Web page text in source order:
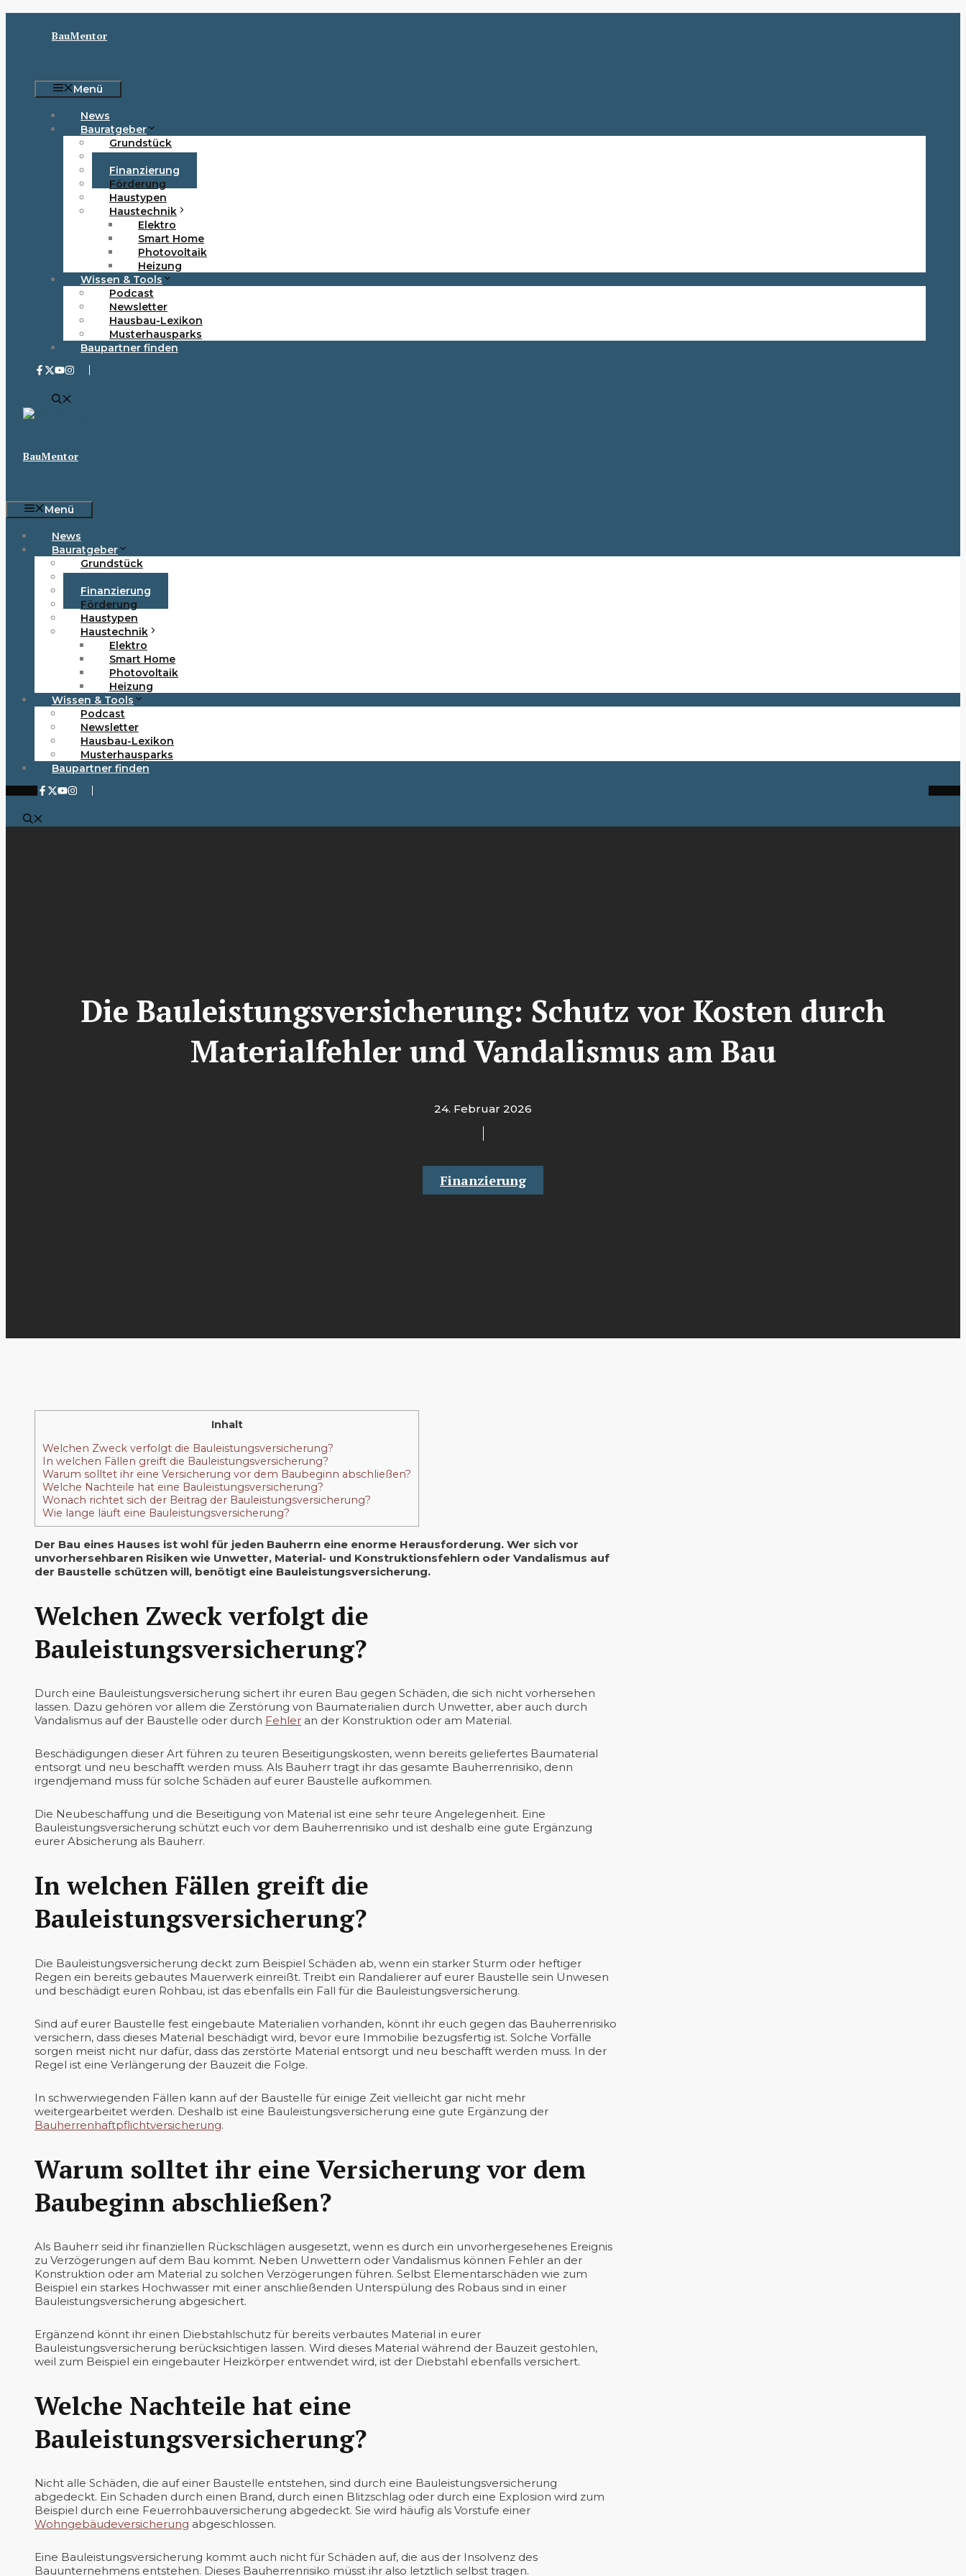
BauMentor
Menü
News
Bauratgeber
Grundstück
Finanzierung
Förderung
Haustypen
Haustechnik
Elektro
Smart Home
Photovoltaik
Heizung
Wissen & Tools
Podcast
Newsletter
Hausbau-Lexikon
Musterhausparks
Baupartner finden
BauMentor
Menü
News
Bauratgeber
Grundstück
Baurecht
Finanzierung
Förderung
Haustypen
Haustechnik
Elektro
Smart Home
Photovoltaik
Heizung
Wissen & Tools
Podcast
Newsletter
Hausbau-Lexikon
Musterhausparks
Baupartner finden
Die Bauleistungsversicherung: Schutz vor Kosten durch
Materialfehler und Vandalismus am Bau
24. Februar 2026
Finanzierung
Inhalt
Welchen Zweck verfolgt die Bauleistungsversicherung?
In welchen Fällen greift die Bauleistungsversicherung?
Warum solltet ihr eine Versicherung vor dem Baubeginn abschließen?
Welche Nachteile hat eine Bauleistungsversicherung?
Wonach richtet sich der Beitrag der Bauleistungsversicherung?
Wie lange läuft eine Bauleistungsversicherung?
Der Bau eines Hauses ist wohl für jeden Bauherrn eine enorme Herausforderung. Wer sich vor
unvorhersehbaren Risiken wie Unwetter, Material- und Konstruktionsfehlern oder Vandalismus auf
der Baustelle schützen will, benötigt eine Bauleistungsversicherung.
Welchen Zweck verfolgt die
Bauleistungsversicherung?
Durch eine Bauleistungsversicherung sichert ihr euren Bau gegen Schäden, die sich nicht vorhersehen
lassen. Dazu gehören vor allem die Zerstörung von Baumaterialien durch Unwetter, aber auch durch
Vandalismus auf der Baustelle oder durch Fehler an der Konstruktion oder am Material.
Beschädigungen dieser Art führen zu teuren Beseitigungskosten, wenn bereits geliefertes Baumaterial
entsorgt und neu beschafft werden muss. Als Bauherr tragt ihr das gesamte Bauherrenrisiko, denn
irgendjemand muss für solche Schäden auf eurer Baustelle aufkommen.
Die Neubeschaffung und die Beseitigung von Material ist eine sehr teure Angelegenheit. Eine
Bauleistungsversicherung schützt euch vor dem Bauherrenrisiko und ist deshalb eine gute Ergänzung
eurer Absicherung als Bauherr.
In welchen Fällen greift die
Bauleistungsversicherung?
Die Bauleistungsversicherung deckt zum Beispiel Schäden ab, wenn ein starker Sturm oder heftiger
Regen ein bereits gebautes Mauerwerk einreißt. Treibt ein Randalierer auf eurer Baustelle sein Unwesen
und beschädigt euren Rohbau, ist das ebenfalls ein Fall für die Bauleistungsversicherung.
Sind auf eurer Baustelle fest eingebaute Materialien vorhanden, könnt ihr euch gegen das Bauherrenrisiko
versichern, dass dieses Material beschädigt wird, bevor eure Immobilie bezugsfertig ist. Solche Vorfälle
sorgen meist nicht nur dafür, dass das zerstörte Material entsorgt und neu beschafft werden muss. In der
Regel ist eine Verlängerung der Bauzeit die Folge.
In schwerwiegenden Fällen kann auf der Baustelle für einige Zeit vielleicht gar nicht mehr
weitergearbeitet werden. Deshalb ist eine Bauleistungsversicherung eine gute Ergänzung der
Bauherrenhaftpflichtversicherung.
Warum solltet ihr eine Versicherung vor dem
Baubeginn abschließen?
Als Bauherr seid ihr finanziellen Rückschlägen ausgesetzt, wenn es durch ein unvorhergesehenes Ereignis
zu Verzögerungen auf dem Bau kommt. Neben Unwettern oder Vandalismus können Fehler an der
Konstruktion oder am Material zu solchen Verzögerungen führen. Selbst Elementarschäden wie zum
Beispiel ein starkes Hochwasser mit einer anschließenden Unterspülung des Robaus sind in einer
Bauleistungsversicherung abgesichert.
Ergänzend könnt ihr einen Diebstahlschutz für bereits verbautes Material in eurer
Bauleistungsversicherung berücksichtigen lassen. Wird dieses Material während der Bauzeit gestohlen,
weil zum Beispiel ein eingebauter Heizkörper entwendet wird, ist der Diebstahl ebenfalls versichert.
Welche Nachteile hat eine
Bauleistungsversicherung?
Nicht alle Schäden, die auf einer Baustelle entstehen, sind durch eine Bauleistungsversicherung
abgedeckt. Ein Schaden durch einen Brand, durch einen Blitzschlag oder durch eine Explosion wird zum
Beispiel durch eine Feuerrohbauversicherung abgedeckt. Sie wird häufig als Vorstufe einer
Wohngebäudeversicherung abgeschlossen.
Eine Bauleistungsversicherung kommt auch nicht für Schäden auf, die aus der Insolvenz des
Bauunternehmens entstehen. Dieses Bauherrenrisiko müsst ihr also letztlich selbst tragen.